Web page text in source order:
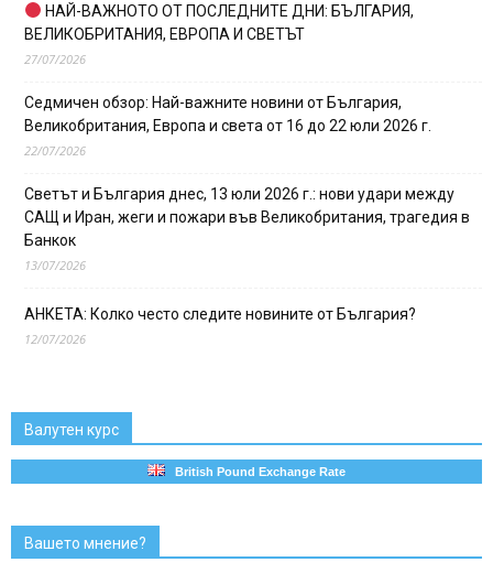
НАЙ-ВАЖНОТО ОТ ПОСЛЕДНИТЕ ДНИ: БЪЛГАРИЯ,
ВЕЛИКОБРИТАНИЯ, ЕВРОПА И СВЕТЪТ
27/07/2026
Седмичен обзор: Най-важните новини от България,
Великобритания, Европа и света от 16 до 22 юли 2026 г.
22/07/2026
Светът и България днес, 13 юли 2026 г.: нови удари между
САЩ и Иран, жеги и пожари във Великобритания, трагедия в
Банкок
13/07/2026
АНКЕТА: Колко често следите новините от България?
12/07/2026
Валутен курс
British Pound Exchange Rate
Вашето мнение?